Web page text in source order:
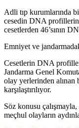
Adli tıp kurumlarında
cesedin DNA
cesetlerden 46’sının
Emniyet ve
Cesetlerin DNA
Jandarma Genel
olay yerlerinden
karşılaştırılıyor.
Söz konusu
meçhul olayların